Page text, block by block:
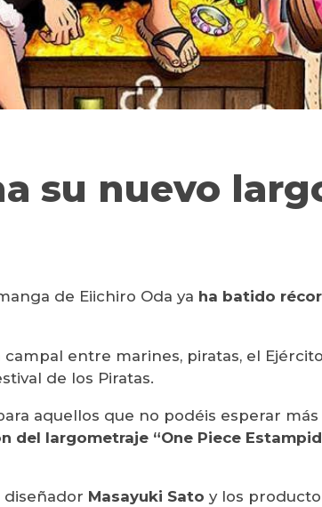
su nuevo
de Eiichiro Oda ya ha batido
entre marines, piratas, el
de los Piratas.
aquellos que no podéis esperar
del largometraje “One Piece
diseñador Masayuki Sato y los